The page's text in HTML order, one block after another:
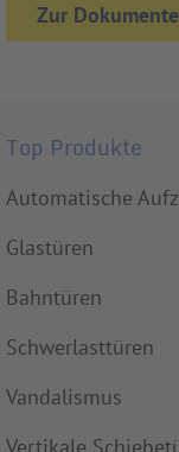
Zur
Top Produkte
Automatische
Glastüren
Bahntüren
Schwerlasttüren
Vandalismus